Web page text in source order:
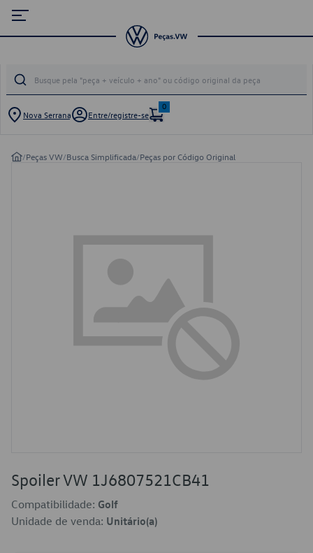
Nova Serrana Entre/registre-se
0
/Peças VW/Busca Simplificada/Peças por Código Original
Spoiler VW 1J6807521CB41
Compatibilidade: Golf
Unidade de venda: Unitário(a)